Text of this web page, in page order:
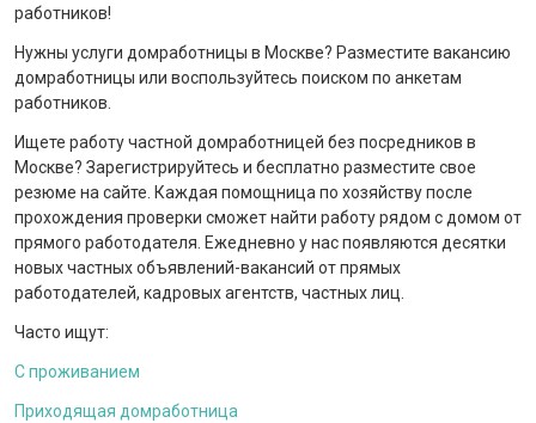
работников!
Нужны услуги домработницы в Москве? Разместите вакансию
домработницы или воспользуйтесь поиском по анкетам
работников.
Ищете работу частной домработницей без посредников в
Москве? Зарегистрируйтесь и бесплатно разместите свое
резюме на сайте. Каждая помощница по хозяйству после
прохождения проверки сможет найти работу рядом с домом от
прямого работодателя. Ежедневно у нас появляются десятки
новых частных объявлений-вакансий от прямых
работодателей, кадровых агентств, частных лиц.
Часто ищут:
С проживанием
Приходящая домработница